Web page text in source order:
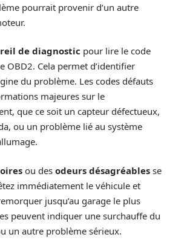
pourrait provenir d’un autre
de diagnostic pour lire le code
OBD2. Cela permet d’identifier
du problème. Les codes défauts
majeures sur le
que ce soit un capteur défectueux,
ou un problème lié au système
ou des odeurs désagréables se
immédiatement le véhicule et
jusqu’au garage le plus
peuvent indiquer une surchauffe du
un autre problème sérieux.